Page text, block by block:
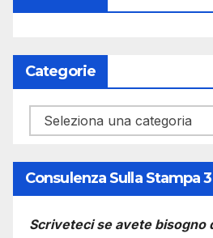
Categorie
Categorie
Consulenza Sulla Stampa
Scriveteci se avete bisogno